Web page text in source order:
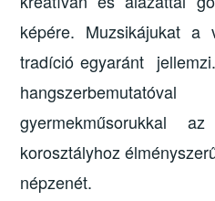
képére. Muzsikájukat a
tradíció egyaránt
gyermekműsorukkal
korosztályhoz
népzenét.